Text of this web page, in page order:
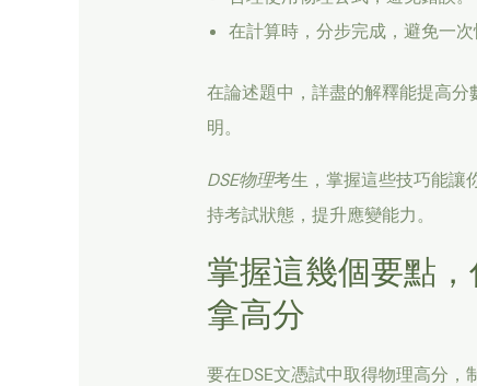
在計算時，分步完成，避免一次
在論述題中，詳盡的解釋能提高
明。
DSE物理考生，掌握這些技巧能讓
持考試狀態，提升應變能力。
掌握這幾個要點
拿高分
要在DSE文憑試中取得物理高分